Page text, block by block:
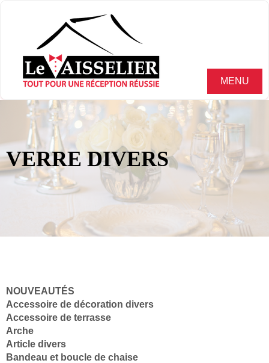
MENU
VERRE DIVERS
NOUVEAUTÉS
Accessoire de décoration divers
Accessoire de terrasse
Arche
Article divers
Bandeau et boucle de chaise